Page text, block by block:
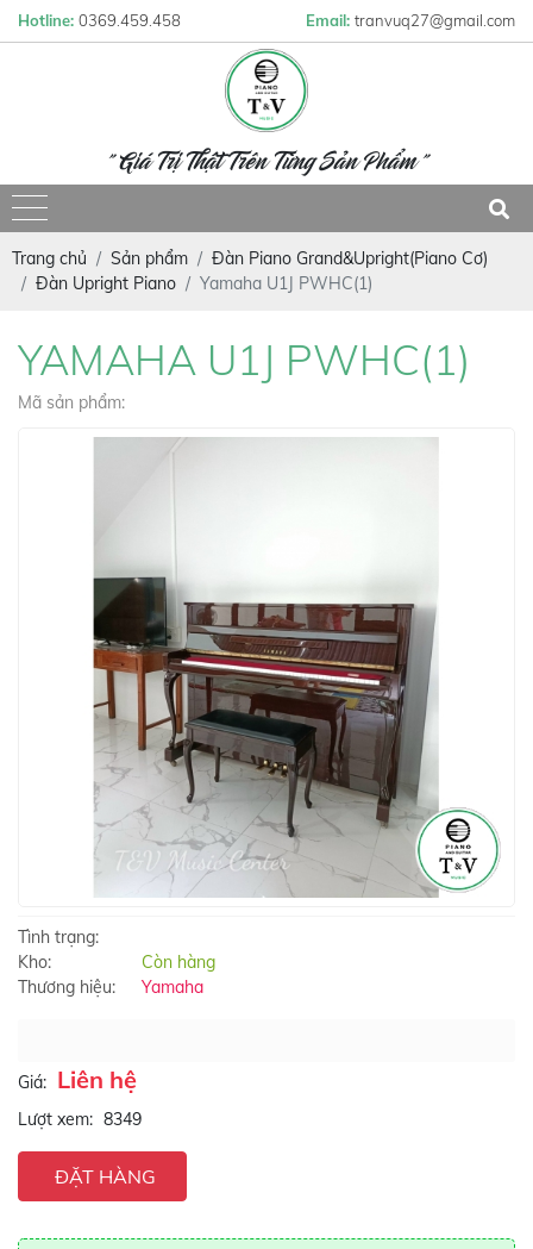
Hotline: 0369.459.458 Email: tranvuq27@gmail.com
" Giá Trị Thật Trên Từng Sản Phẩm "
Trang chủ Sản phẩm
Đàn Piano Grand&Upright(Piano Cơ)
Đàn Upright Piano
Yamaha U1J PWHC(1)
YAMAHA U1J PWHC(1)
Mã sản phẩm:
Tình trạng:
Kho:
Còn hàng
Thương hiệu:
Yamaha
Giá: Liên hệ
Lượt xem: 8349
ĐẶT HÀNG